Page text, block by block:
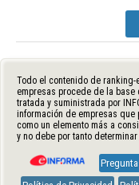
Todo el contenido de
empresas procede de la base
tratada y suministrada por
información de empresas que
como un elemento más a
y no debe por tanto determinar